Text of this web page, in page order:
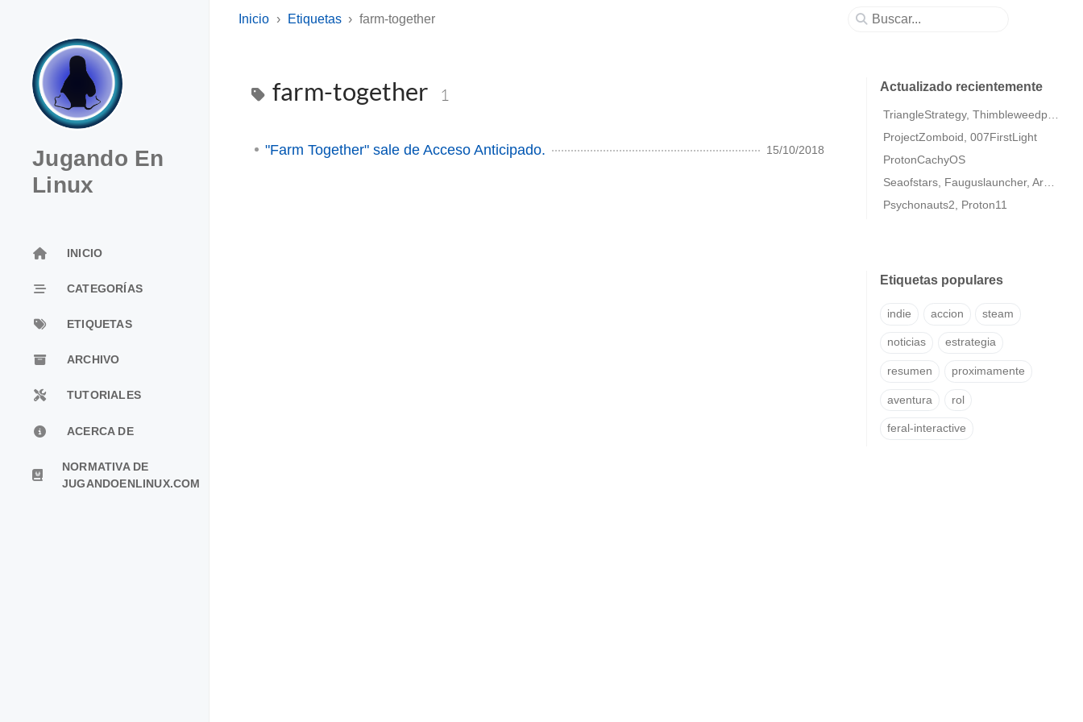
Jugando En
Linux
INICIO
CATEGORÍAS
ETIQUETAS
ARCHIVO
TUTORIALES
ACERCA DE
NORMATIVA DE
JUGANDOENLINUX.COM
Inicio Etiquetas farm-together
farm-together 1
"Farm Together" sale de Acceso Anticipado. 15/10/2018
Actualizado recientemente
ProjectZomboid, 007FirstLight
ProtonCachyOS
Psychonauts2, Proton11
Etiquetas populares
indie accion steam
noticias estrategia
resumen proximamente
aventura rol
feral-interactive